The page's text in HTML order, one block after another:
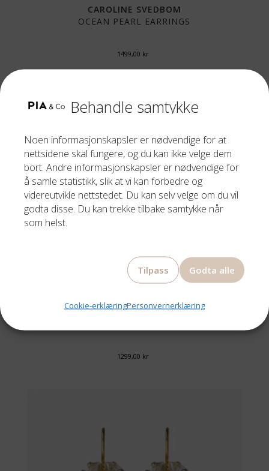
Behandle samtykke
Noen informasjonskapsler er nødvendige for at
nettsidene skal fungere, og du kan ikke velge dem
bort. Andre informasjonskapsler er nødvendige for
å samle statistikk, slik at vi kan forbedre og
videreutvikle nettstedet. Du kan selv velge om du vil
godta disse. Du kan trekke tilbake samtykke når
som helst.
Godta alle
Tilpass
Cookie-erklæringPersonvernerklæring
CAROLINE SVEDBOM
OCEAN PEARL EARRINGS
1499,00 kr
CAROLINE SVEDBOM
1299,00 kr